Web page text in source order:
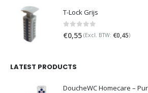
T-Lock Grijs
0 out of 5
€0,55 (Excl. BTW: €0,45)
LATEST PRODUCTS
DoucheWC Homecare –